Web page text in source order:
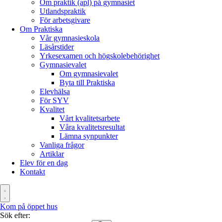
Om praktik (apl) på gymnasiet
Utlandspraktik
För arbetsgivare
Om Praktiska
Vår gymnasieskola
Läsårstider
Yrkesexamen och högskolebehörighet
Gymnasievalet
Om gymnasievalet
Byta till Praktiska
Elevhälsa
För SYV
Kvalitet
Vårt kvalitetsarbete
Våra kvalitetsresultat
Lämna synpunkter
Vanliga frågor
Artiklar
Elev för en dag
Kontakt
Kom på öppet hus
Sök efter: